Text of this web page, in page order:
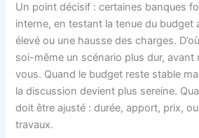
Un point décisif : certaines banques
interne, en testant la tenue du budget
élevé ou une hausse des charges.
soi-même un scénario plus dur, avant
vous. Quand le budget reste stable
la discussion devient plus sereine.
doit être ajusté : durée, apport, prix,
travaux.